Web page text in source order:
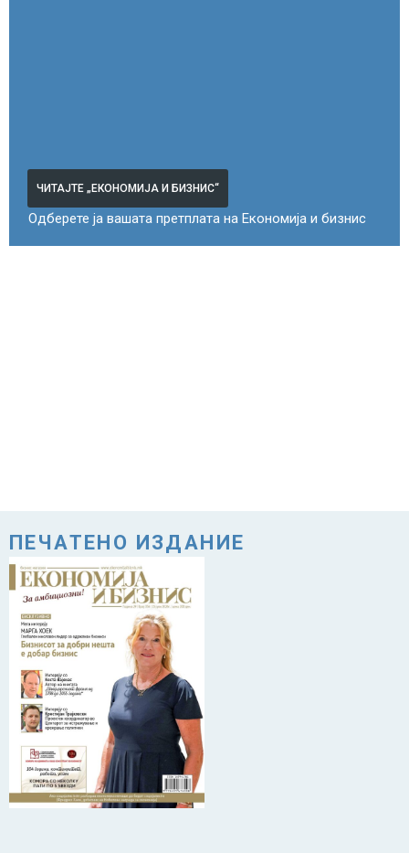
ЧИТАЈТЕ „ЕКОНОМИЈА И БИЗНИС“
Одберете ја вашата претплата на Економија и бизнис
ПЕЧАТЕНО ИЗДАНИЕ